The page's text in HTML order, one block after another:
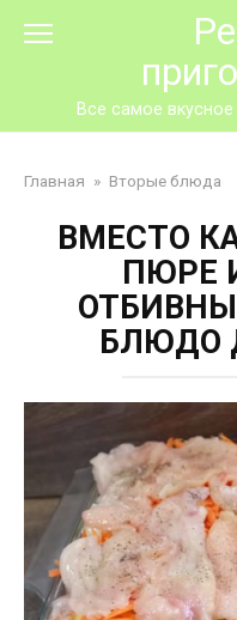
Все самое
Главная » Вторые блюда
ВМЕСТО
ПЮРЕ
БЛЮДО